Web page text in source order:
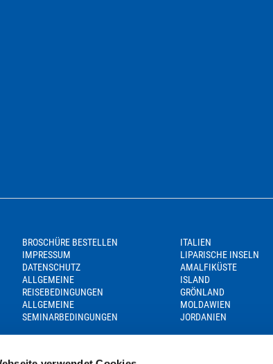
BROSCHÜRE BESTELLEN
IMPRESSUM
DATENSCHUTZ
ALLGEMEINE
REISEBEDINGUNGEN
ALLGEMEINE
SEMINARBEDINGUNGEN
ITALIEN
LIPARISCHE INSELN
AMALFIKÜSTE
ISLAND
GRÖNLAND
MOLDAWIEN
JORDANIEN